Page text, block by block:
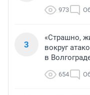
973
3
«Страшно,
вокруг
в
654